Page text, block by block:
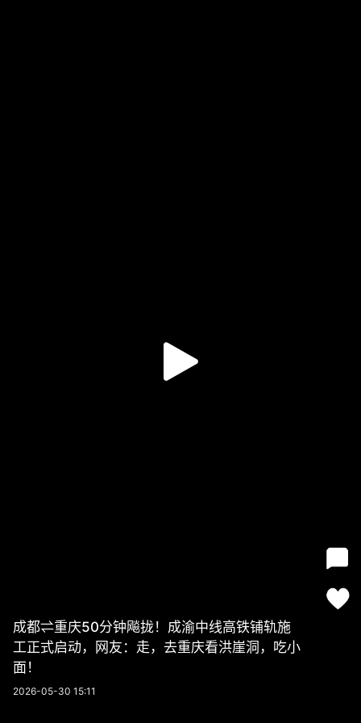
成都⇌重庆50分钟飚拢！成渝中线高铁铺轨施
工正式启动，网友：走，去重庆看洪崖洞，吃小
面！
2026-05-30 15:11